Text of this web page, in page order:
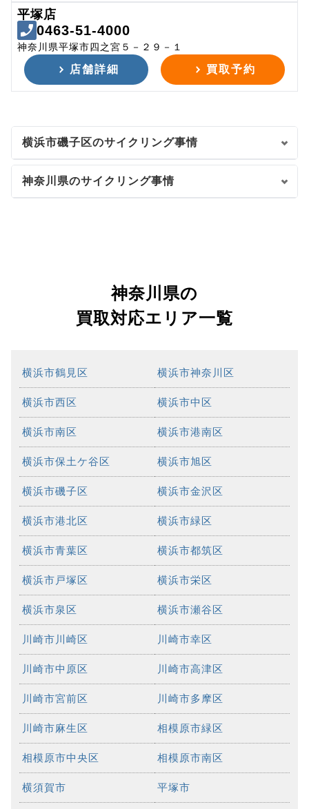
平塚店
0463-51-4000
神奈川県平塚市四之宮５－２９－１
店舗詳細 買取予約
横浜市磯子区のサイクリング事情
神奈川県のサイクリング事情
神奈川県の
買取対応エリア一覧
横浜市鶴見区 横浜市神奈川区
横浜市西区 横浜市中区
横浜市南区 横浜市港南区
横浜市保土ケ谷区 横浜市旭区
横浜市磯子区 横浜市金沢区
横浜市港北区 横浜市緑区
横浜市青葉区 横浜市都筑区
横浜市戸塚区 横浜市栄区
横浜市泉区 横浜市瀬谷区
川崎市川崎区 川崎市幸区
川崎市中原区 川崎市高津区
川崎市宮前区 川崎市多摩区
川崎市麻生区 相模原市緑区
相模原市中央区 相模原市南区
横須賀市 平塚市